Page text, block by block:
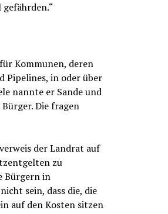
Kommunen, deren
Pipelines, in oder über
nannte er Sande und
Die fragen
der Landrat auf
zu
Bürgern in
sein, dass die, die
auf den Kosten sitzen